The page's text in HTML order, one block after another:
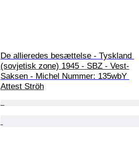
De allieredes besættelse - Tyskland
(sovjetisk zone) 1945 - SBZ - Vest-
Saksen - Michel Nummer: 135wbY
Attest Ströh